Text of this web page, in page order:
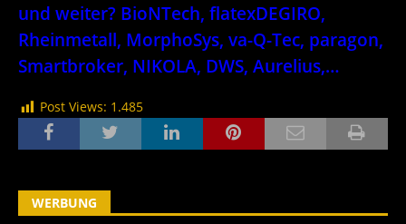
und weiter? BioNTech, flatexDEGIRO,
Rheinmetall, MorphoSys, va-Q-Tec, paragon,
Smartbroker, NIKOLA, DWS, Aurelius,…
Post Views: 1.485
WERBUNG